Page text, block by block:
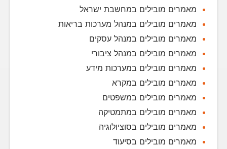
מאמרים מובילים במחשבת ישראל
מאמרים מובילים במנהל מערכות בריאות
מאמרים מובילים במנהל עסקים
מאמרים מובילים במנהל ציבורי
מאמרים מובילים במערכות מידע
מאמרים מובילים במקרא
מאמרים מובילים במשפטים
מאמרים מובילים במתמטיקה
מאמרים מובילים בסוציולוגיה
מאמרים מובילים בסיעוד